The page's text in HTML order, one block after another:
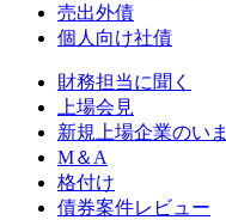
売出外債
個人向け社債
財務担当に聞く
上場会見
新規上場企業のいま
M＆A
格付け
債券案件レビュー